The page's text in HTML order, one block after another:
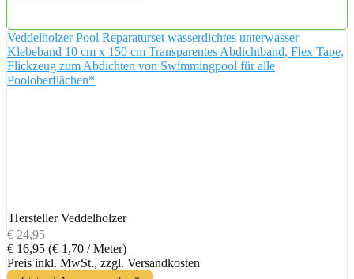
Veddelholzer Pool Reparaturset wasserdichtes unterwasser
Klebeband 10 cm x 150 cm Transparentes Abdichtband, Flex Tape,
Flickzeug zum Abdichten von Swimmingpool für alle
Pooloberflächen*
Hersteller Veddelholzer
€ 24,95
€ 16,95 (€ 1,70 / Meter)
Preis inkl. MwSt., zzgl. Versandkosten